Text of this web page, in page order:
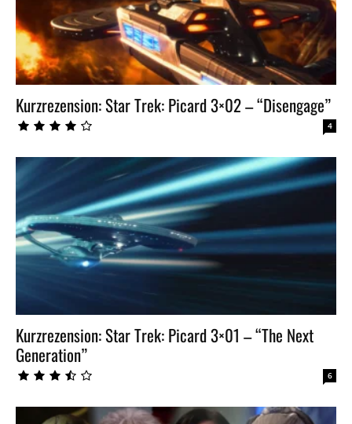
Kurzrezension: Star Trek: Picard 3×02 – “Disengage”
4
Kurzrezension: Star Trek: Picard 3×01 – “The Next
Generation”
6